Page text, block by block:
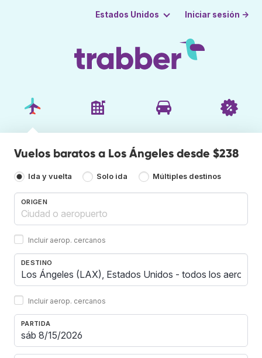
Estados Unidos Iniciar sesión →
Vuelos baratos a Los Ángeles desde $238
Ida y vuelta Solo ida Múltiples destinos
ORIGEN
Incluir aerop. cercanos
DESTINO
Incluir aerop. cercanos
PARTIDA